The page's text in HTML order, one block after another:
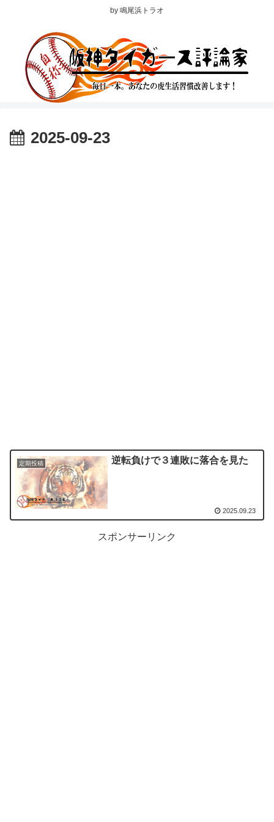
by 鳴尾浜トラオ
2025-09-23
定期投稿 逆転負けで３連敗に落合を見た
2025.09.23
スポンサーリンク